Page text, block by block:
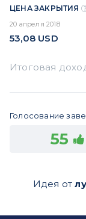
ЦЕНА ЗАКРЫТИЯ
20 апреля 2018
53,08 USD
Голосование
55
Идея от